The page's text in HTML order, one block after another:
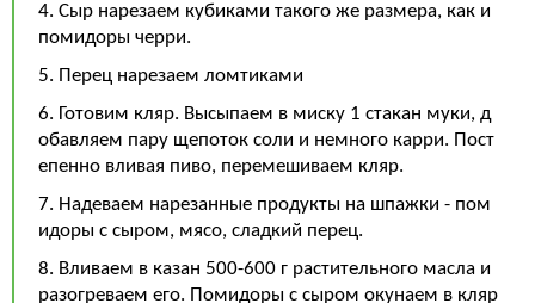
4. Сыр нарезаем кубиками такого же размера, как и
помидоры черри.
5. Перец нарезаем ломтиками
6. Готовим кляр. Высыпаем в миску 1 стакан муки, д
обавляем пару щепоток соли и немного карри. Пост
епенно вливая пиво, перемешиваем кляр.
7. Надеваем нарезанные продукты на шпажки - пом
идоры с сыром, мясо, сладкий перец.
8. Вливаем в казан 500-600 г растительного масла и
разогреваем его. Помидоры с сыром окунаем в кляр